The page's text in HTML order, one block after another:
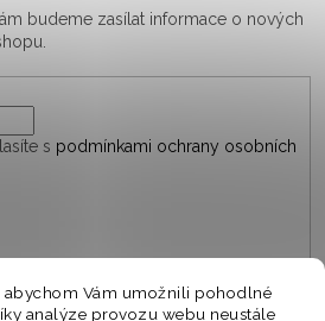
abychom Vám umožnili pohodlné
analýze provozu webu neustále
budeme zasílat informace o nových
s podmínkami ochrany osobních